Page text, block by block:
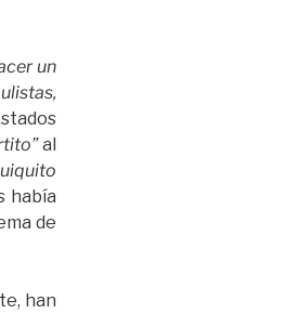
un
al
había
de
han